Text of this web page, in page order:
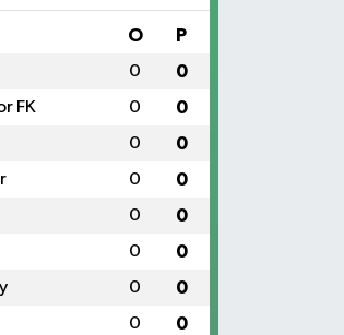
O P
0 0
FK 0 0
0 0
0 0
0 0
0 0
0 0
0 0